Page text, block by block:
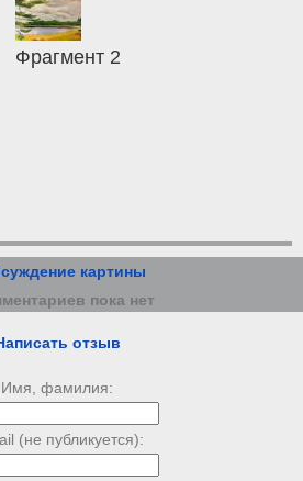
Фрагмент 2
картины
пока нет
отзыв
Имя, фамилия:
(не публикуется):